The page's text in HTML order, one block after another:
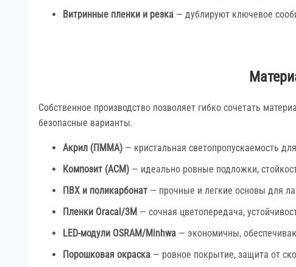
Витринные пленки и резка — дублируют ключевое
Собственное производство позволяет гибко сочетать
безопасные варианты.
Акрил (ПММА) — кристальная светопропускаемость
Композит (ACM) — идеально ровные подложки,
ПВХ и поликарбонат — прочные и легкие основы для
Пленки Oracal/3M — сочная цветопередача,
LED-модули OSRAM/Minhwa — экономичны,
Порошковая окраска — ровное покрытие, защита от